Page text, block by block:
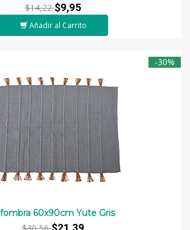
$14,22$9,95
Añadir al Carrito
-30%
60x90cm Yute Gris
$30,56$21,39